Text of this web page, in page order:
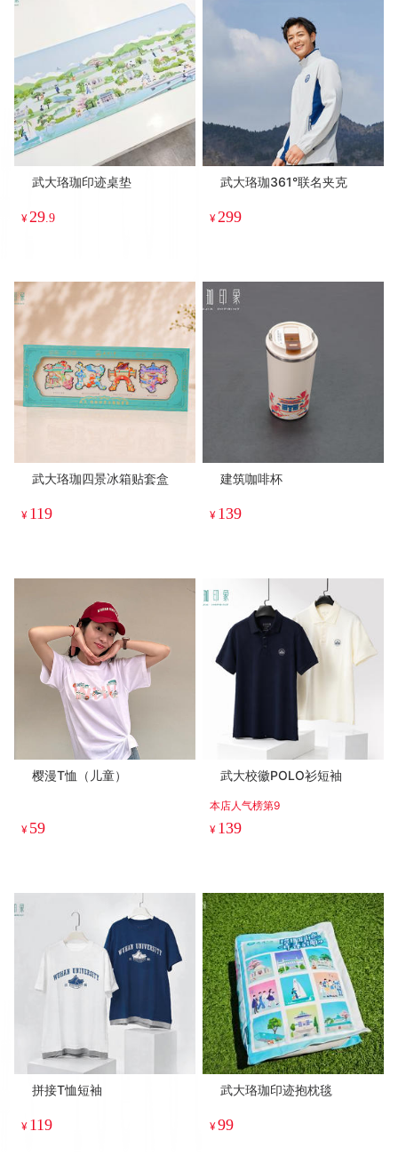
武大珞珈印迹桌垫
¥29.9
武大珞珈361°联名夹克
¥299
武大珞珈四景冰箱贴套盒
¥ 119
建筑咖啡杯
¥ 139
樱漫T恤（儿童）
¥ 59
武大校徽POLO衫短袖
本店人气榜第9
¥ 139
拼接T恤短袖
¥ 119
武大珞珈印迹抱枕毯
¥99